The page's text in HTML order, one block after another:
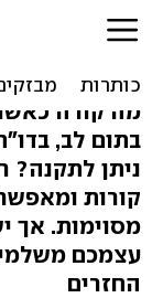
איך
שהוגש
מה קורה
בתום לב,
ניתן לתקנה?
קורות
מסוימות. אך
עצמכם
החזרים